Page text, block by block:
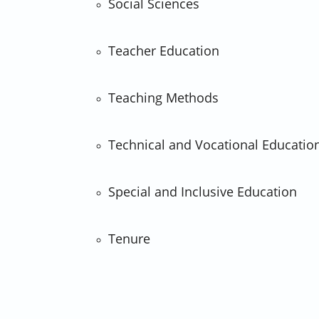
Social Sciences
Teacher Education
Teaching Methods
Technical and Vocational
Special and Inclusive Education
Tenure